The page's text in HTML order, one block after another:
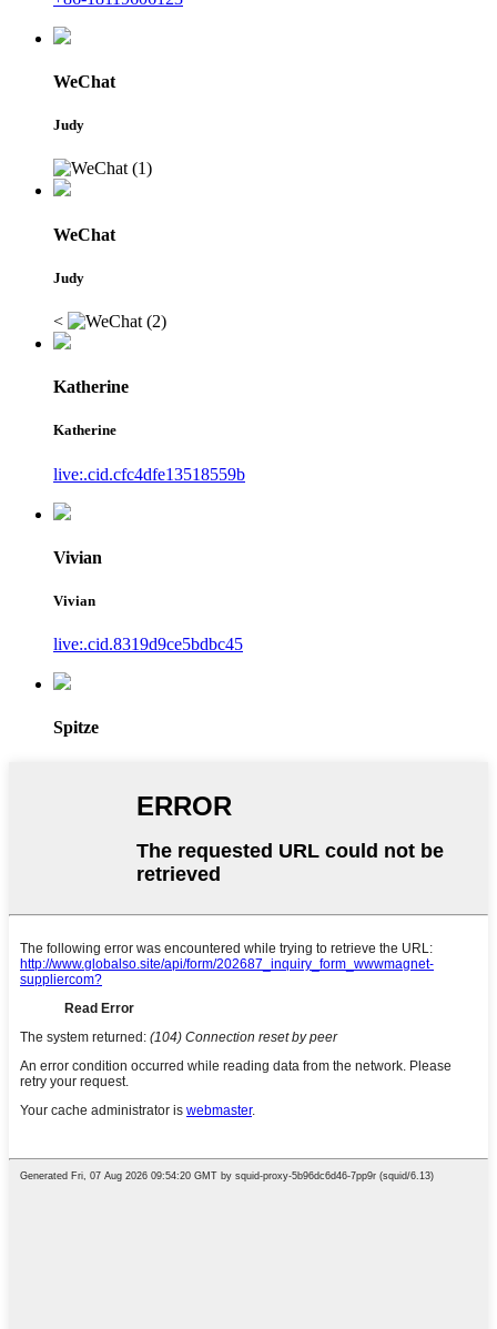
WeChat
Judy
WeChat
Judy
<
Katherine
Katherine
live:.cid.cfc4dfe13518559b
Vivian
Vivian
live:.cid.8319d9ce5bdbc45
Spitze